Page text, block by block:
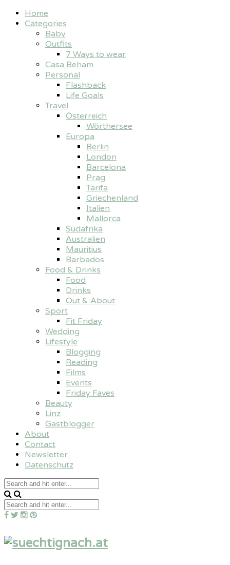
Home
Categories
Baby
Outfits
7 Ways to wear
Casa Beham
Personal
Flashback
Life Goals
Travel
Österreich
Wörthersee
Europa
Berlin
London
Barcelona
Prag
Tarifa
Griechenland
Italien
Mallorca
Südafrika
Australien
Mauritius
Barbados
Food & Drinks
Food
Drinks
Out & About
Sport
Fit Friday
Wedding
Lifestyle
Blogging
Reading
Films
Events
Friday Faves
Beauty
Linz
Gastblogger
About
Contact
Newsletter
Datenschutz